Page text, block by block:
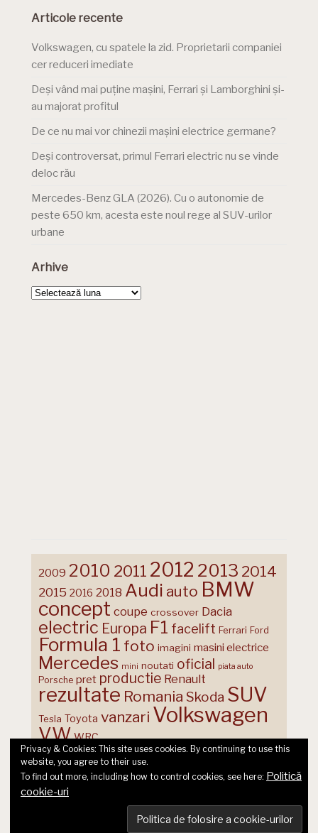
Articole recente
Volkswagen, cu spatele la zid. Proprietarii companiei
cer reduceri imediate
Deși vând mai puține mașini, Ferrari și Lamborghini și-
au majorat profitul
De ce nu mai vor chinezii mașini electrice germane?
Deși controversat, primul Ferrari electric nu se vinde
deloc rău
Mercedes-Benz GLA (2026). Cu o autonomie de
peste 650 km, acesta este noul rege al SUV-urilor
urbane
Arhive
Arhive
2009 2010 2011 2012 2013 2014
2015 2016 2018 Audi auto BMW
concept coupe crossover Dacia
electric Europa F1 facelift Ferrari Ford
Formula 1 foto imagini masini electrice
Mercedes mini noutati oficial piata auto
Porsche pret productie Renault
rezultate Romania Skoda SUV
Tesla Toyota vanzari Volkswagen
VW WRC
© 2026 Ecart Media SRL | made by Nina Cocea &infin
Privacy & Cookies: This site uses cookies. By continuing to use this
website, you agree to their use.
To find out more, including how to control cookies, see here: Politică
cookie-uri